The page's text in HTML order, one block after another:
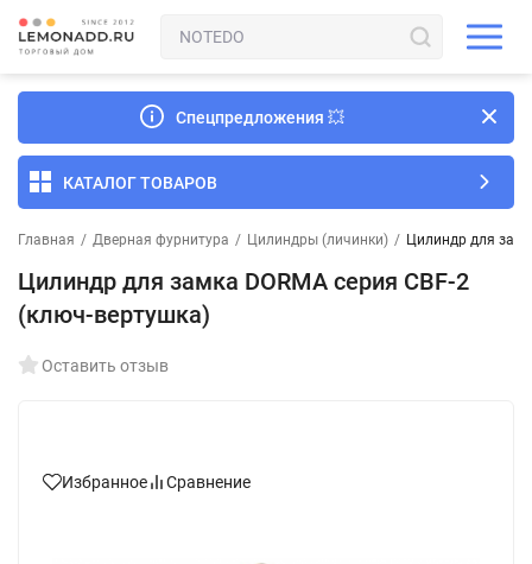
Спецпредложения 💥
КАТАЛОГ ТОВАРОВ
Главная / Дверная фурнитура / Цилиндры (личинки) / Цилиндр для
Цилиндр для замка DORMA серия CBF-2
(ключ-вертушка)
Оставить отзыв
Избранное Сравнение